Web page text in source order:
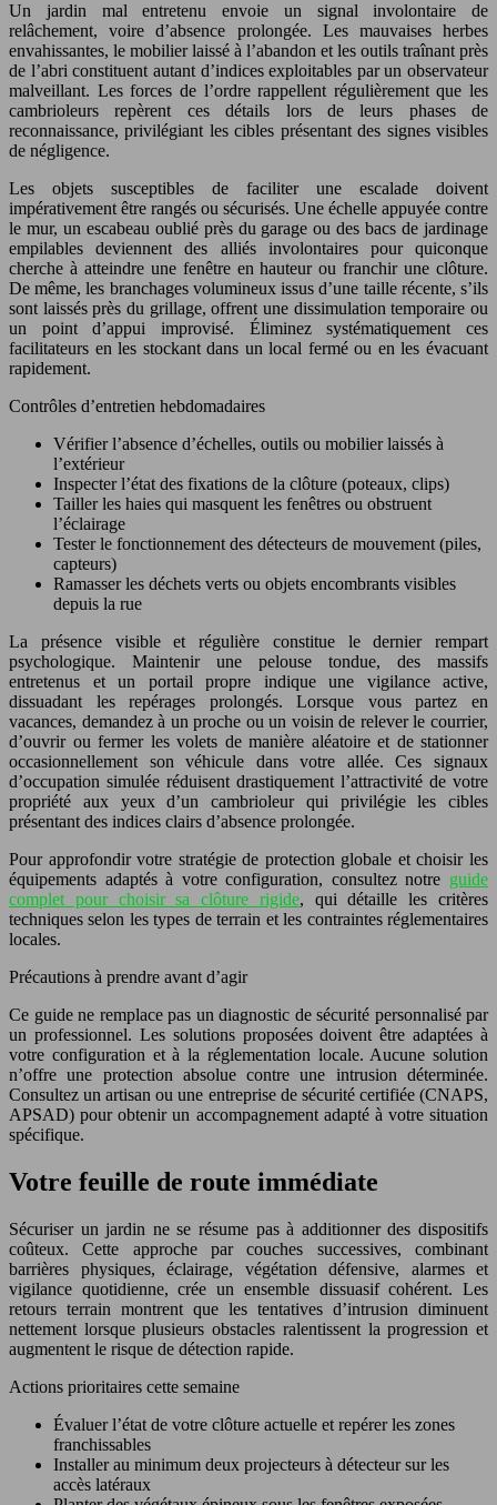
Un jardin mal entretenu envoie un signal involontaire de
relâchement, voire d’absence prolongée. Les mauvaises herbes
envahissantes, le mobilier laissé à l’abandon et les outils traînant près
de l’abri constituent autant d’indices exploitables par un observateur
malveillant. Les forces de l’ordre rappellent régulièrement que les
cambrioleurs repèrent ces détails lors de leurs phases de
reconnaissance, privilégiant les cibles présentant des signes visibles
de négligence.
Les objets susceptibles de faciliter une escalade doivent
impérativement être rangés ou sécurisés. Une échelle appuyée contre
le mur, un escabeau oublié près du garage ou des bacs de jardinage
empilables deviennent des alliés involontaires pour quiconque
cherche à atteindre une fenêtre en hauteur ou franchir une clôture.
De même, les branchages volumineux issus d’une taille récente, s’ils
sont laissés près du grillage, offrent une dissimulation temporaire ou
un point d’appui improvisé. Éliminez systématiquement ces
facilitateurs en les stockant dans un local fermé ou en les évacuant
rapidement.
Contrôles d’entretien hebdomadaires
Vérifier l’absence d’échelles, outils ou mobilier laissés à
l’extérieur
Inspecter l’état des fixations de la clôture (poteaux, clips)
Tailler les haies qui masquent les fenêtres ou obstruent
l’éclairage
Tester le fonctionnement des détecteurs de mouvement (piles,
capteurs)
Ramasser les déchets verts ou objets encombrants visibles
depuis la rue
La présence visible et régulière constitue le dernier rempart
psychologique. Maintenir une pelouse tondue, des massifs
entretenus et un portail propre indique une vigilance active,
dissuadant les repérages prolongés. Lorsque vous partez en
vacances, demandez à un proche ou un voisin de relever le courrier,
d’ouvrir ou fermer les volets de manière aléatoire et de stationner
occasionnellement son véhicule dans votre allée. Ces signaux
d’occupation simulée réduisent drastiquement l’attractivité de votre
propriété aux yeux d’un cambrioleur qui privilégie les cibles
présentant des indices clairs d’absence prolongée.
Pour approfondir votre stratégie de protection globale et choisir les
équipements adaptés à votre configuration, consultez notre guide
complet pour choisir sa clôture rigide, qui détaille les critères
techniques selon les types de terrain et les contraintes réglementaires
locales.
Précautions à prendre avant d’agir
Ce guide ne remplace pas un diagnostic de sécurité personnalisé par
un professionnel. Les solutions proposées doivent être adaptées à
votre configuration et à la réglementation locale. Aucune solution
n’offre une protection absolue contre une intrusion déterminée.
Consultez un artisan ou une entreprise de sécurité certifiée (CNAPS,
APSAD) pour obtenir un accompagnement adapté à votre situation
spécifique.
Votre feuille de route immédiate
Sécuriser un jardin ne se résume pas à additionner des dispositifs
coûteux. Cette approche par couches successives, combinant
barrières physiques, éclairage, végétation défensive, alarmes et
vigilance quotidienne, crée un ensemble dissuasif cohérent. Les
retours terrain montrent que les tentatives d’intrusion diminuent
nettement lorsque plusieurs obstacles ralentissent la progression et
augmentent le risque de détection rapide.
Actions prioritaires cette semaine
Évaluer l’état de votre clôture actuelle et repérer les zones
franchissables
Installer au minimum deux projecteurs à détecteur sur les
accès latéraux